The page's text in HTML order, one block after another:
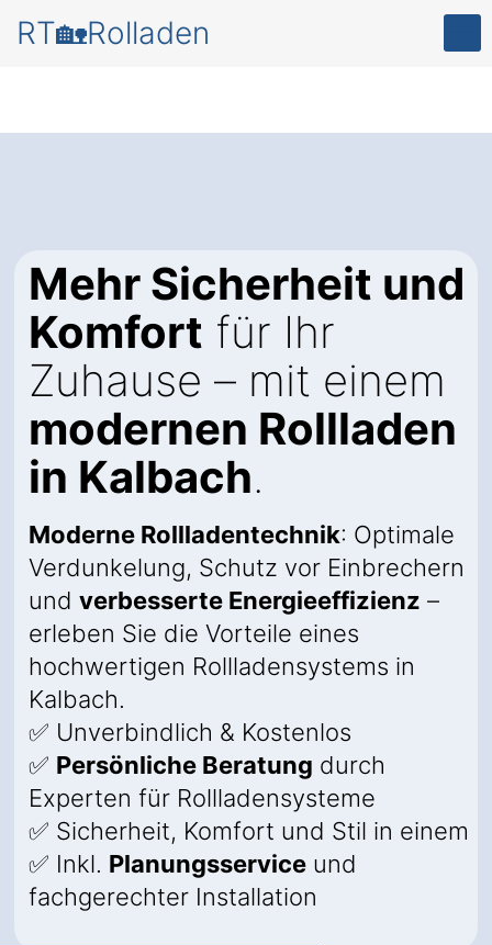
RT🏡Rolladen
Mehr Sicherheit und
Komfort für Ihr
Zuhause – mit einem
modernen Rollladen
in Kalbach.
Moderne Rollladentechnik: Optimale
Verdunkelung, Schutz vor Einbrechern
und verbesserte Energieeffizienz –
erleben Sie die Vorteile eines
hochwertigen Rollladensystems in
Kalbach.
✅ Unverbindlich & Kostenlos
✅ Persönliche Beratung durch
Experten für Rollladensysteme
✅ Sicherheit, Komfort und Stil in einem
✅ Inkl. Planungsservice und
fachgerechter Installation